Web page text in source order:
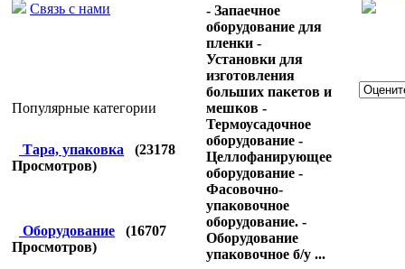
Связь с нами
Популярные категории
Тара, упаковка (23178
Просмотров)
Оборудование (16707
Просмотров)
- Запаечное
оборудование для
пленки -
Установки для
изготовления
больших пакетов и
мешков -
Термоусадочное
оборудование -
Целлофанирующее
оборудование -
Фасовочно-
упаковочное
оборудование. -
Оборудование
упаковочное б/у ...